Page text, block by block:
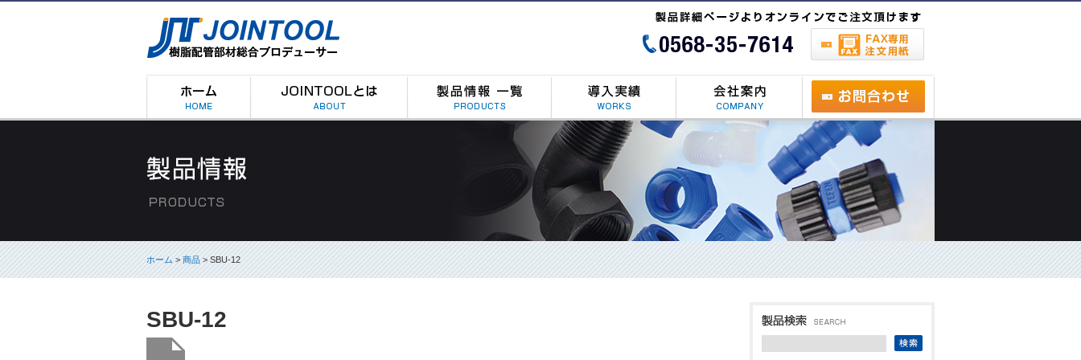
ホーム>商品> SBU-12
SBU-12